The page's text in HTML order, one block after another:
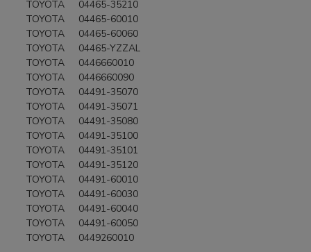
TOYOTA 04465-35210
TOYOTA 04465-60010
TOYOTA 04465-60060
TOYOTA 04465-YZZAL
TOYOTA 0446660010
TOYOTA 0446660090
TOYOTA 04491-35070
TOYOTA 04491-35071
TOYOTA 04491-35080
TOYOTA 04491-35100
TOYOTA 04491-35101
TOYOTA 04491-35120
TOYOTA 04491-60010
TOYOTA 04491-60030
TOYOTA 04491-60040
TOYOTA 04491-60050
TOYOTA 0449260010